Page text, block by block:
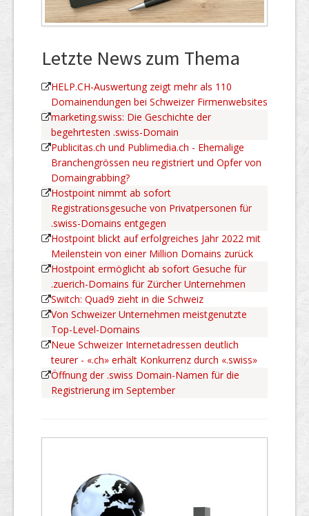
Letzte News zum Thema
HELP.CH-Auswertung zeigt mehr als 110
Domainendungen bei Schweizer Firmenwebsites
marketing.swiss: Die Geschichte der
begehrtesten .swiss-Domain
Publicitas.ch und Publimedia.ch - Ehemalige
Branchengrössen neu registriert und Opfer von
Domaingrabbing?
Hostpoint nimmt ab sofort
Registrationsgesuche von Privatpersonen für
.swiss-Domains entgegen
Hostpoint blickt auf erfolgreiches Jahr 2022 mit
Meilenstein von einer Million Domains zurück
Hostpoint ermöglicht ab sofort Gesuche für
.zuerich-Domains für Zürcher Unternehmen
Switch: Quad9 zieht in die Schweiz
Von Schweizer Unternehmen meistgenutzte
Top-Level-Domains
Neue Schweizer Internetadressen deutlich
teurer - «.ch» erhält Konkurrenz durch «.swiss»
Öffnung der .swiss Domain-Namen für die
Registrierung im September